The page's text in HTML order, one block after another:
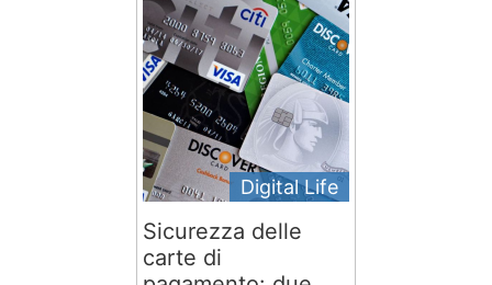
Digital Life
Sicurezza delle
carte di